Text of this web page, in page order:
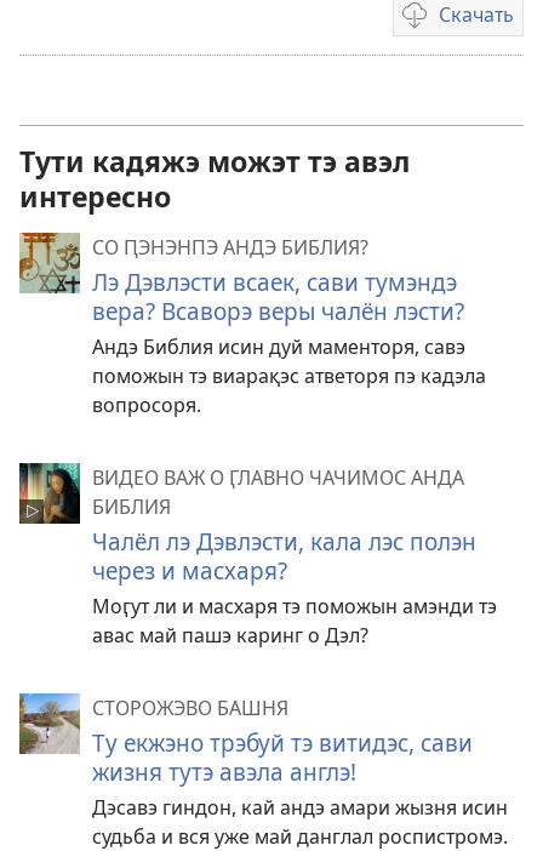
Скачать
Варианты
загрузки
Тути кадяжэ можэт тэ авэл
интересно
СО ԤЭНЭНПЭ АНДЭ БИБЛИЯ?
Лэ Дэвлэсти всаек, сави тумэндэ
вера? Всаворэ веры чалён лэсти?
Андэ Библия исин дуй маменторя, савэ
поможын тэ виарақэс атветоря пэ кадэла
вопросоря.
ВИДЕО ВАЖ О ӶЛАВНО ЧАЧИМОС АНДА
БИБЛИЯ
Чалёл лэ Дэвлэсти, кала лэс полэн
через и масхаря?
Моӷут ли и масхаря тэ поможын амэнди тэ
авас май пашэ каринг о Дэл?
СТОРОЖЭВО БАШНЯ
Ту екжэно трэбуй тэ витидэс, сави
жизня тутэ авэла англэ!
Дэсавэ гиндон, кай андэ амари жызня исин
судьба и вся уже май данглал роспистромэ.